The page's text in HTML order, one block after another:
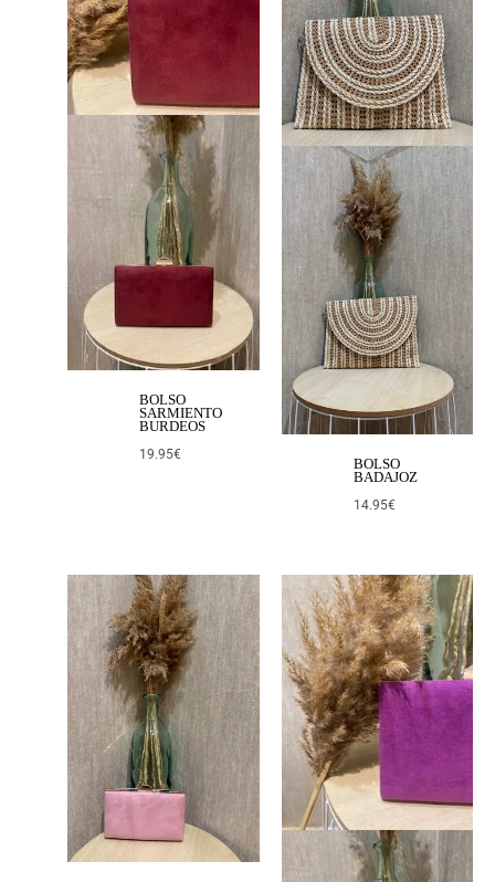
BOLSO
SARMIENTO
BURDEOS
19.95€
BOLSO
BADAJOZ
14.95€